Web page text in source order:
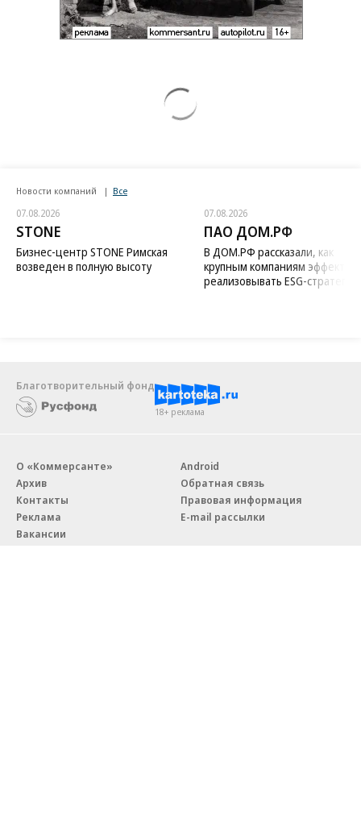
Новости компаний Все
07.08.2026
STONE
Бизнес-центр STONE Римская
возведен в полную высоту
07.08.2026
ПАО ДОМ.РФ
В ДОМ.РФ рассказали, как
крупным компаниям
реализовывать ESG-стратегию
Благотворительный фонд
18+ реклама
О «Коммерсанте»
Архив
Контакты
Реклама
Вакансии
Android
Обратная связь
Правовая информация
E-mail рассылки